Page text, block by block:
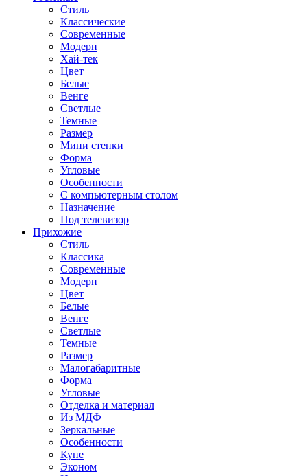
Стиль
Классические
Современные
Модерн
Хай-тек
Цвет
Белые
Венге
Светлые
Темные
Размер
Мини стенки
Форма
Угловые
Особенности
С компьютерным столом
Назначение
Под телевизор
Прихожие
Стиль
Классика
Современные
Модерн
Цвет
Белые
Венге
Светлые
Темные
Размер
Малогабаритные
Форма
Угловые
Отделка и материал
Из МДФ
Зеркальные
Особенности
Купе
Эконом